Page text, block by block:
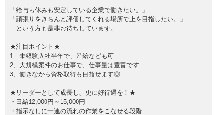
「給与も休みも安定している企業で働きたい。」
「頑張りをきちんと評価してくれる場所で上を目指したい。」
という方も是非お待ちしています。
★注目ポイント★
1、未経験入社半年で、昇給なども可
2、大規模案件のお仕事で、仕事量は豊富です
3、働きながら資格取得も目指せます◎
★リーダーとして成長し、更に好待遇を！★
・日給12,000円～15,000円
・指示なしに一連の流れの作業をこなせる段階